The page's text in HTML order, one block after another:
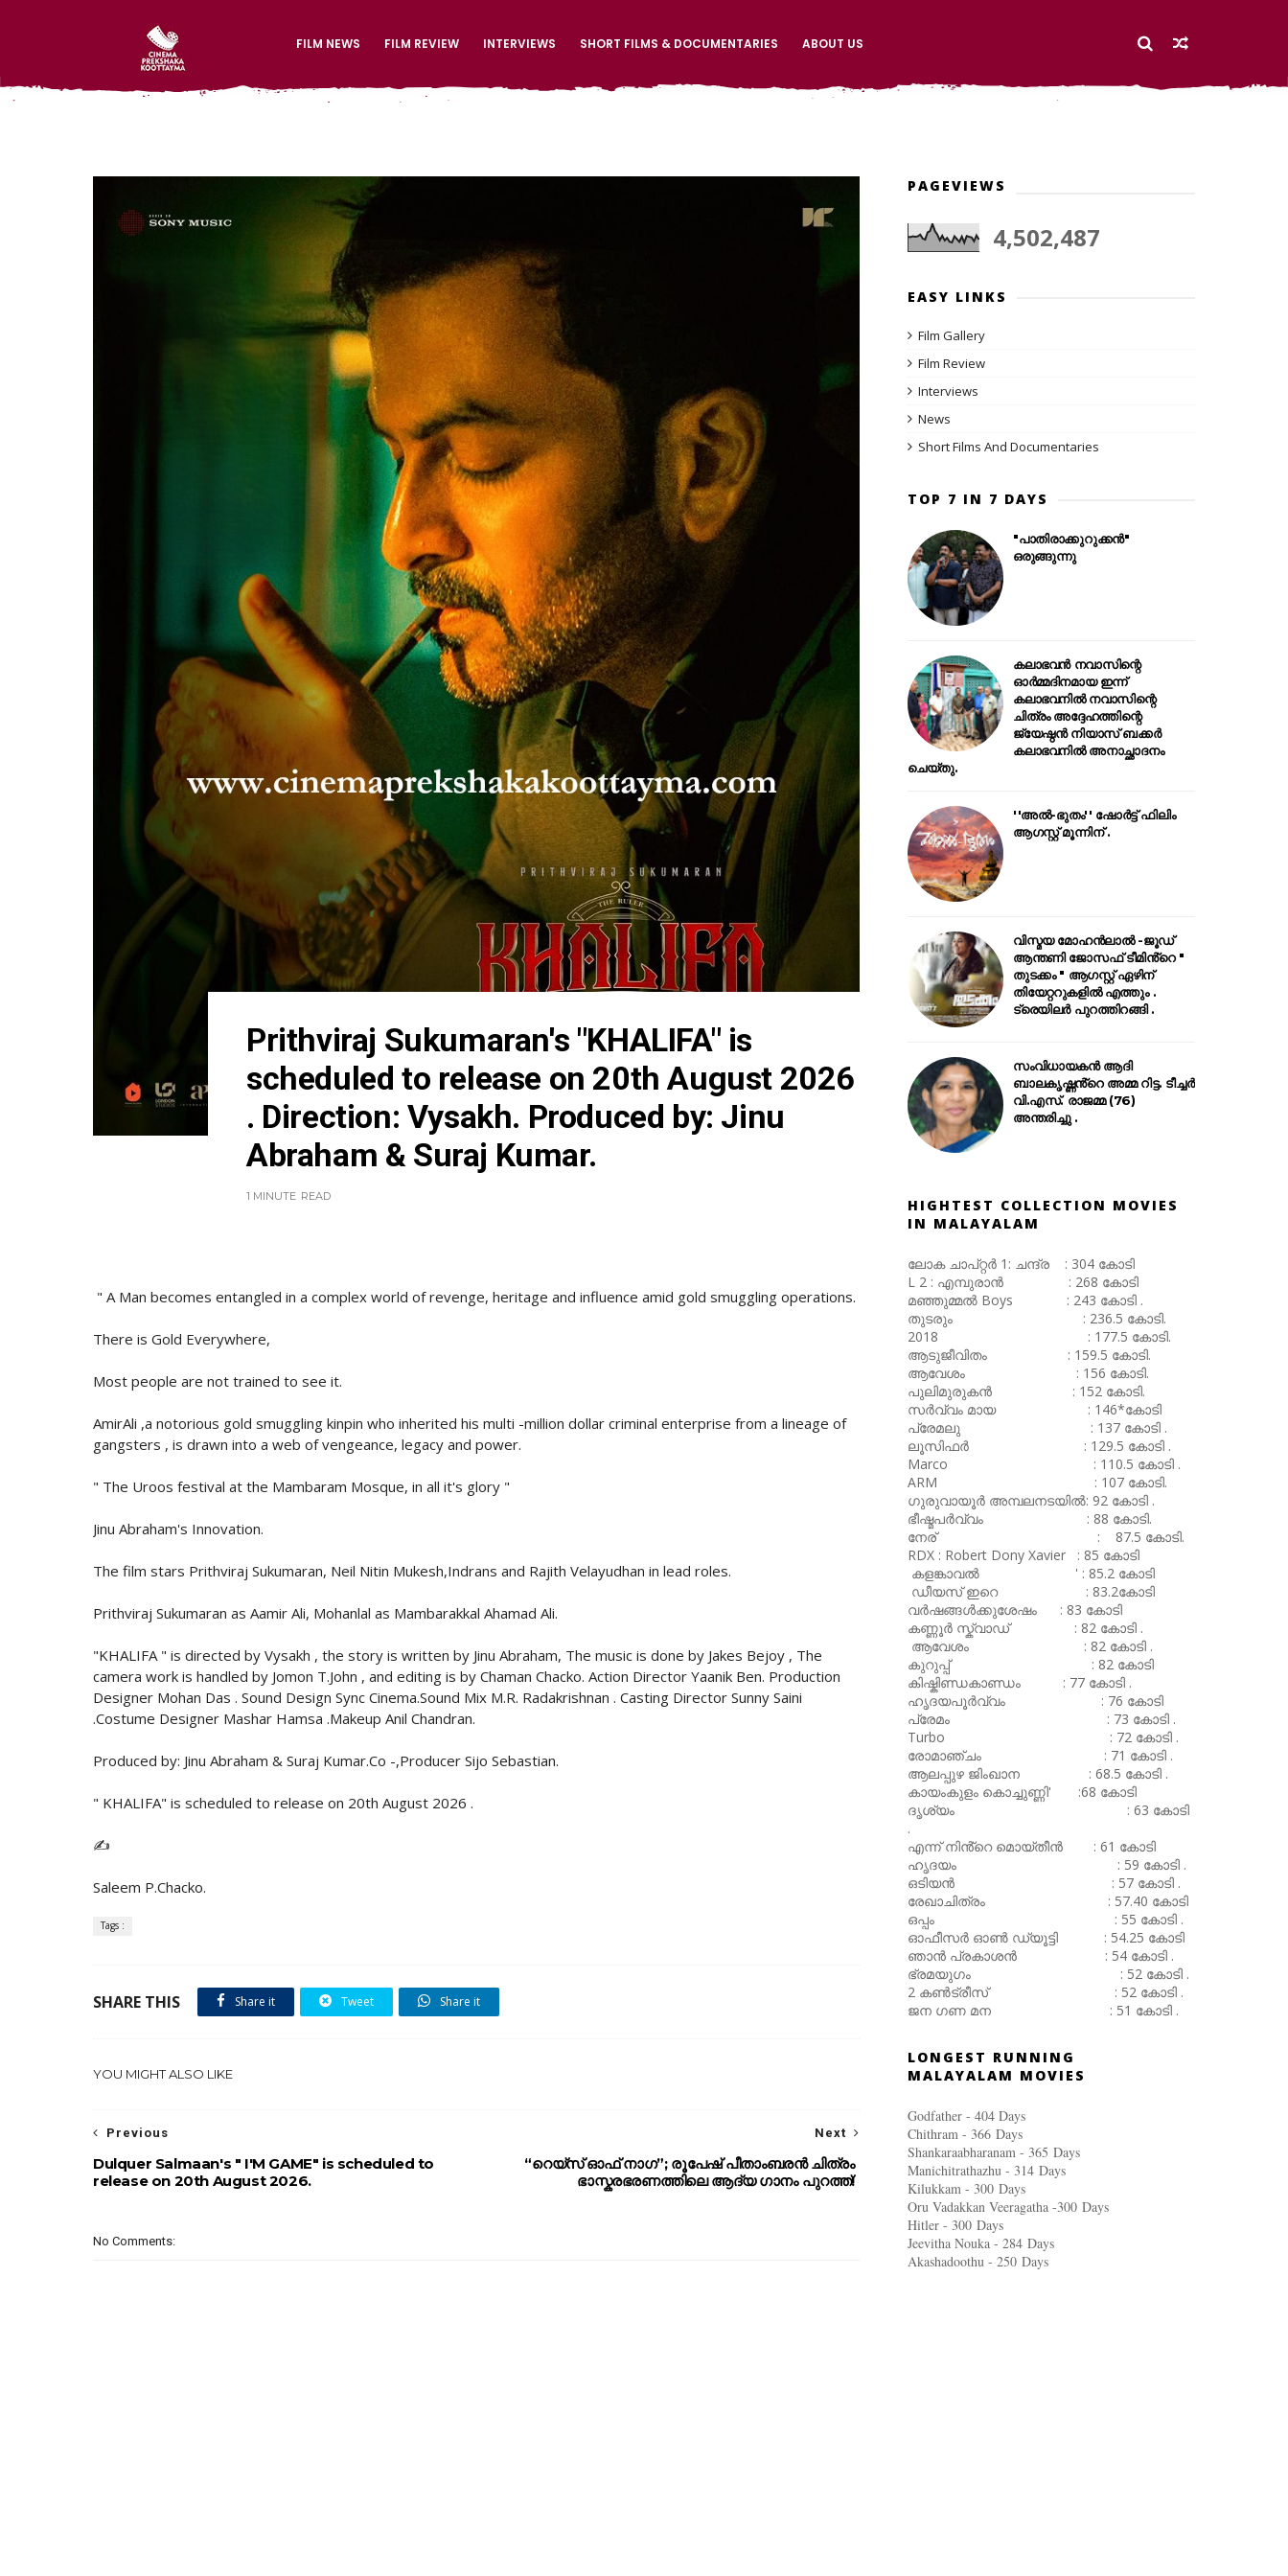
FILM NEWS FILM REVIEW INTERVIEWS SHORT FILMS & DOCUMENTARIES ABOUT US
Prithviraj Sukumaran's "KHALIFA" is
scheduled to release on 20th August 2026
. Direction: Vysakh. Produced by: Jinu
Abraham & Suraj Kumar.
1 MINUTE READ
" A Man becomes entangled in a complex world of revenge, heritage and influence amid gold smuggling operations.
There is Gold Everywhere,
Most people are not trained to see it.
AmirAli ,a notorious gold smuggling kinpin who inherited his multi -million dollar criminal enterprise from a lineage of
gangsters , is drawn into a web of vengeance, legacy and power.
" The Uroos festival at the Mambaram Mosque, in all it's glory "
Jinu Abraham's Innovation.
The film stars Prithviraj Sukumaran, Neil Nitin Mukesh,Indrans and Rajith Velayudhan in lead roles.
Prithviraj Sukumaran as Aamir Ali, Mohanlal as Mambarakkal Ahamad Ali.
"KHALIFA " is directed by Vysakh , the story is written by Jinu Abraham, The music is done by Jakes Bejoy , The
camera work is handled by Jomon T.John , and editing is by Chaman Chacko. Action Director Yaanik Ben. Production
Designer Mohan Das . Sound Design Sync Cinema.Sound Mix M.R. Radakrishnan . Casting Director Sunny Saini
.Costume Designer Mashar Hamsa .Makeup Anil Chandran.
Produced by: Jinu Abraham & Suraj Kumar.Co -,Producer Sijo Sebastian.
" KHALIFA" is scheduled to release on 20th August 2026 .
✍️
Saleem P.Chacko.
Tags :
SHARE THIS Share it Tweet Share it
YOU MIGHT ALSO LIKE
Next
“റെയ്സ് ഓഫ് നാഗ”; രൂപേഷ് പീതാംബരൻ ചിത്രം
ഭാസ്കരഭരണത്തിലെ ആദ്യ ഗാനം പുറത്ത്!
Previous
Dulquer Salmaan's " I'M GAME" is scheduled to
release on 20th August 2026.
No Comments:
PAGEVIEWS
4,502,487
EASY LINKS
Film Gallery
Film Review
Interviews
News
Short Films And Documentaries
TOP 7 IN 7 DAYS
"പാതിരാക്കുറുക്കൻ"
ഒരുങ്ങുന്നു
കലാഭവൻ നവാസിന്റെ
ഓർമ്മദിനമായ ഇന്ന്
കലാഭവനിൽ നവാസിന്റെ
ചിത്രം അദ്ദേഹത്തിന്റെ
ജ്യേഷ്ഠൻ നിയാസ് ബക്കർ
കലാഭവനിൽ അനാച്ഛാദനം
ചെയ്തു.
''അൽ-ഭുതം'' ഷോർട്ട് ഫിലിം
ആഗസ്റ്റ് മൂന്നിന് .
വിസ്മയ മോഹൻലാൽ -ജൂഡ്
ആന്തണി ജോസഫ് ടീമിൻ്റെ "
തുടക്കം " ആഗസ്റ്റ് ഏഴിന്
തിയേറ്ററുകളിൽ എത്തും .
ട്രെയിലർ പുറത്തിറങ്ങി .
സംവിധായകൻ ആദി
ബാലകൃഷ്ണൻ്റെ അമ്മ റിട്ട. ടീച്ചർ
വി.എസ്. രാജമ്മ (76)
അന്തരിച്ചു .
HIGHTEST COLLECTION MOVIES
IN MALAYALAM
ലോക ചാപ്റ്റർ 1: ചന്ദ്ര : 304 കോടി
L 2 : എമ്പുരാൻ : 268 കോടി
മഞ്ഞുമ്മൽ Boys : 243 കോടി .
തുടരും : 236.5 കോടി.
2018 : 177.5 കോടി.
ആടുജീവിതം : 159.5 കോടി.
ആവേശം : 156 കോടി.
പുലിമുരുകൻ : 152 കോടി.
സർവ്വം മായ : 146*കോടി
പ്രേമലു : 137 കോടി .
ലൂസിഫർ : 129.5 കോടി .
Marco : 110.5 കോടി .
ARM : 107 കോടി.
ഗുരുവായൂർ അമ്പലനടയിൽ: 92 കോടി .
ഭീഷ്മപർവ്വം : 88 കോടി.
നേര് : 87.5 കോടി.
RDX : Robert Dony Xavier : 85 കോടി
കളങ്കാവൽ ' : 85.2 കോടി
ഡീയസ് ഇറെ : 83.2കോടി
വർഷങ്ങൾക്കുശേഷം : 83 കോടി
കണ്ണൂർ സ്ക്വാഡ് : 82 കോടി .
ആവേശം : 82 കോടി .
കുറുപ്പ് : 82 കോടി
കിഷ്കിണ്ഡകാണ്ഡം : 77 കോടി .
ഹൃദയപൂർവ്വം : 76 കോടി
പ്രേമം : 73 കോടി .
Turbo : 72 കോടി .
രോമാഞ്ചം : 71 കോടി .
ആലപ്പുഴ ജിംഖാന : 68.5 കോടി .
കായംകുളം കൊച്ചുണ്ണി' :68 കോടി
ദൃശ്യം : 63 കോടി
.
എന്ന് നിൻ്റെ മൊയ്തീൻ : 61 കോടി
ഹൃദയം : 59 കോടി .
ഒടിയൻ : 57 കോടി .
രേഖാചിത്രം : 57.40 കോടി
ഒപ്പം : 55 കോടി .
ഓഫീസർ ഓൺ ഡ്യൂട്ടി : 54.25 കോടി
ഞാൻ പ്രകാശൻ : 54 കോടി .
ഭ്രമയുഗം : 52 കോടി .
2 കൺട്രീസ് : 52 കോടി .
ജന ഗണ മന : 51 കോടി .
LONGEST RUNNING
MALAYALAM MOVIES
Godfather - 404 Days
Chithram - 366 Days
Shankaraabharanam - 365 Days
Manichitrathazhu - 314 Days
Kilukkam - 300 Days
Oru Vadakkan Veeragatha -300 Days
Hitler - 300 Days
Jeevitha Nouka - 284 Days
Akashadoothu - 250 Days